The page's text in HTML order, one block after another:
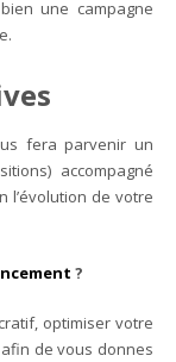
une campagne
fera parvenir un
accompagné
l’évolution de votre
?
optimiser votre
de vous donnes